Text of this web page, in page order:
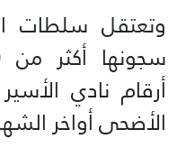
وتعتقل سلطات
أرقام نادي
الأضحى أواخر